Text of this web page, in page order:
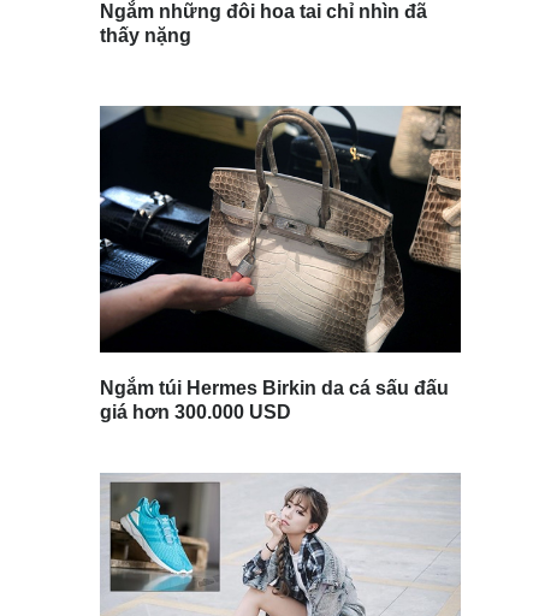
Ngắm những đôi hoa tai chỉ nhìn đã
thấy nặng
Ngắm túi Hermes Birkin da cá sấu đấu
giá hơn 300.000 USD